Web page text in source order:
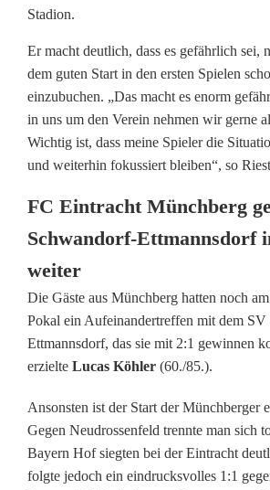
e
l
R
i
e
s
t
e
r
w
a
r
n
t
Stadion.
Er macht deutlich, dass es gefährlich sei,
dem guten Start in den ersten Spielen
einzubuchen. „Das macht es enorm
in uns um den Verein nehmen wir gerne
Wichtig ist, dass meine Spieler die
und weiterhin fokussiert bleiben“, so
FC Eintracht Münchberg
Schwandorf-Ettmannsdorf
weiter
Die Gäste aus Münchberg hatten noch
Pokal ein Aufeinandertreffen mit dem
Ettmannsdorf, das sie mit 2:1 gewinnen
erzielte Lucas Köhler (60./85.).
Ansonsten ist der Start der Münchberger
Gegen Neudrossenfeld trennte man sich
Bayern Hof siegten bei der Eintracht
folgte jedoch ein eindrucksvolles 1:1